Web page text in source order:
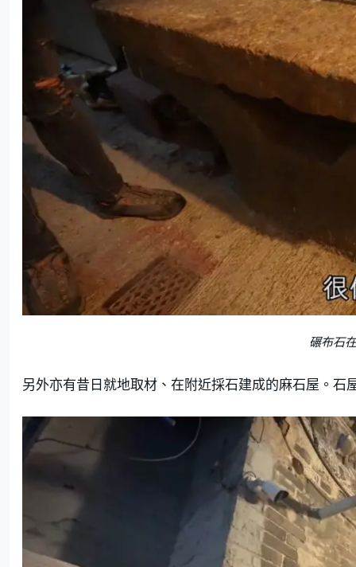
碾布石
另外亦有昔日就地取材、在附近採石建成的麻石屋。